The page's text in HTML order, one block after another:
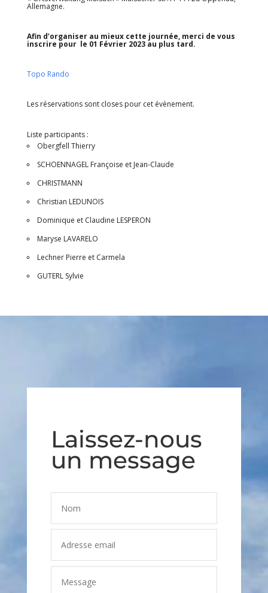
Allemagne.
Afin d’organiser au mieux cette journée, merci de vous
inscrire pour le 01 Février 2023 au plus tard.
Topo Rando
Les réservations sont closes pour cet évènement.
Liste participants :
Obergfell Thierry
SCHOENNAGEL Françoise et Jean-Claude
CHRISTMANN
Christian LEDUNOIS
Dominique et Claudine LESPERON
Maryse LAVARELO
Lechner Pierre et Carmela
GUTERL Sylvie
Laissez-nous
un message